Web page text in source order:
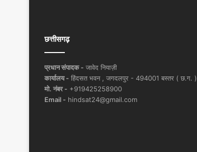
छत्तीसगढ़
प्रधान संपादक - जावेद नियाज़ी
कार्यालय - हिंदसत भवन , जगदलपुर - 494001 बस्तर ( छ.ग. )
मो. नंबर - +919425258900
Email - hindsat24@gmail.com